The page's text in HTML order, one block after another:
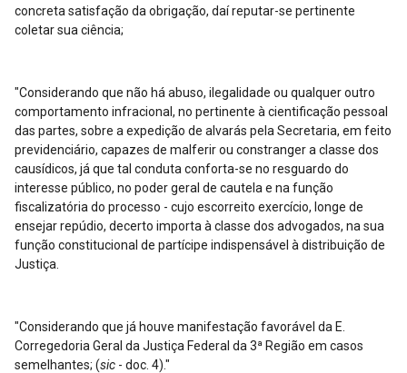
concreta satisfação da obrigação, daí reputar-se pertinente
coletar sua ciência;
"Considerando que não há abuso, ilegalidade ou qualquer outro
comportamento infracional, no pertinente à cientificação pessoal
das partes, sobre a expedição de alvarás pela Secretaria, em feito
previdenciário, capazes de malferir ou constranger a classe dos
causídicos, já que tal conduta conforta-se no resguardo do
interesse público, no poder geral de cautela e na função
fiscalizatória do processo - cujo escorreito exercício, longe de
ensejar repúdio, decerto importa à classe dos advogados, na sua
função constitucional de partícipe indispensável à distribuição de
Justiça.
"Considerando que já houve manifestação favorável da E.
Corregedoria Geral da Justiça Federal da 3ª Região em casos
semelhantes; (sic - doc. 4)."